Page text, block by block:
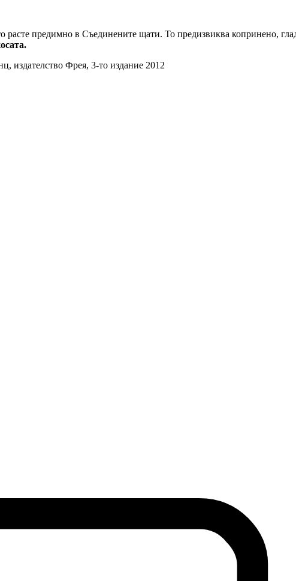
расте предимно в Съединените щати. То предизвиква копринено,
издателство Фрея, 3-то издание 2012